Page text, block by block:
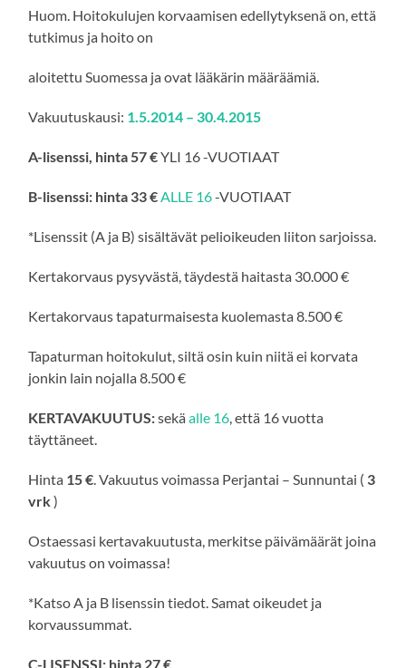
Huom. Hoitokulujen korvaamisen edellytyksenä on, että
tutkimus ja hoito on
aloitettu Suomessa ja ovat lääkärin määräämiä.
Vakuutuskausi: 1.5.2014 – 30.4.2015
A-lisenssi, hinta 57 €YLI 16 -VUOTIAAT
B-lisenssi: hinta 33 € ALLE 16-VUOTIAAT
*Lisenssit (A ja B) sisältävät pelioikeuden liiton sarjoissa.
Kertakorvaus pysyvästä, täydestä haitasta 30.000 €
Kertakorvaus tapaturmaisesta kuolemasta 8.500 €
Tapaturman hoitokulut, siltä osin kuin niitä ei korvata
jonkin lain nojalla 8.500 €
KERTAVAKUUTUS:sekäalle 16 , että 16 vuotta
täyttäneet.
Hinta 15 € . Vakuutus voimassa Perjantai – Sunnuntai ( 3
vrk)
Ostaessasi kertavakuutusta, merkitse päivämäärät joina
vakuutus on voimassa!
*Katso A ja B lisenssin tiedot. Samat oikeudet ja
korvaussummat.
C-LISENSSI: hinta 27 €